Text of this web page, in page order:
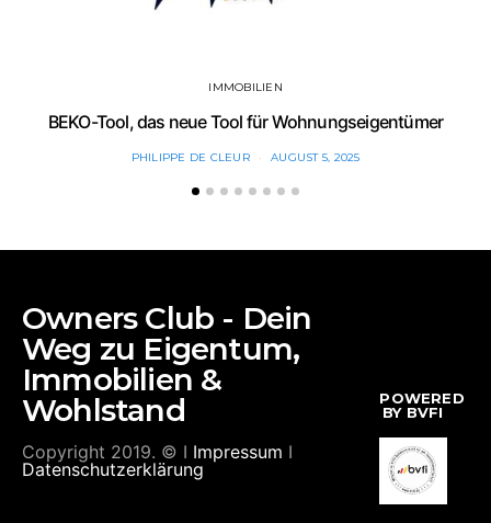
IMMOBILIEN
BEKO-Tool, das neue Tool für Wohnungseigentümer
PHILIPPE DE CLEUR AUGUST 5, 2025
Owners Club - Dein
Weg zu Eigentum,
Immobilien &
Wohlstand
Copyright 2019. © I Impressum I
Datenschutzerklärung
POWERED
BY BVFI